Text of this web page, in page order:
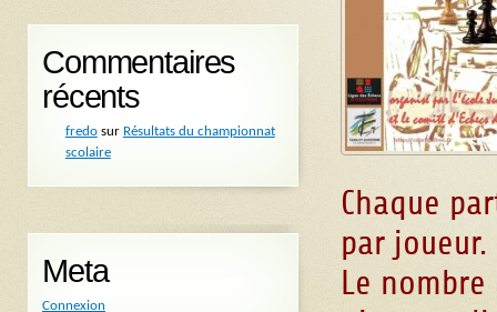
Chaque
par joueur.
Le
Commentaires
récents
fredosur Résultats du championnat
scolaire
Meta
Connexion